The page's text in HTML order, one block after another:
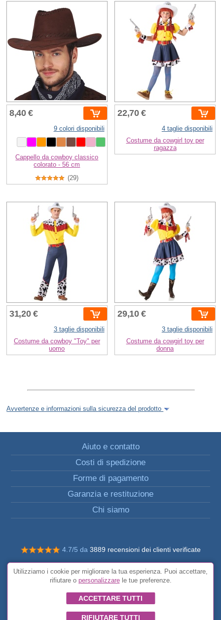
8,40 €
9 colori disponibili
Cappello da cowboy classico
colorato - 56 cm
(29)
22,70 €
4 taglie disponibili
Costume da cowgirl toy per
ragazza
31,20 €
3 taglie disponibili
Costume da cowboy "Toy" per
uomo
29,10 €
3 taglie disponibili
Costume da cowgirl toy per
donna
Avvertenze e informazioni sulla sicurezza del prodotto
Aiuto e contatto
Costi di spedizione
Forme di pagamento
Garanzia e restituzione
Chi siamo
4.7/5 da 3889 recensioni dei clienti verificate
© Tutti i diritti riservati FunToCome
Condizioni generali
Utilizziamo i cookie per migliorare la tua esperienza. Puoi accettare,
rifiutare o personalizzarele tue preferenze.
ACCETTARE TUTTI
RIFIUTARE TUTTI